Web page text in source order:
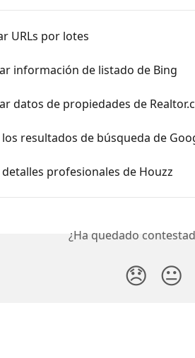
URLs por lotes
información de listado de Bing
datos de propiedades de
los resultados de búsqueda de
detalles profesionales de Houzz
¿Ha quedado
😞 😐